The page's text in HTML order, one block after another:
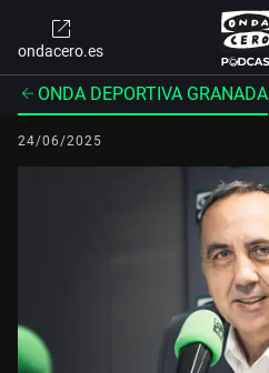
ondacero.es
ONDA DEPORTIVA GRANADA
24/06/2025